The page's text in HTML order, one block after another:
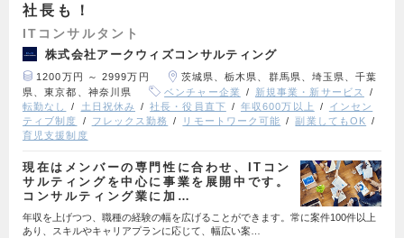
社長も！
ITコンサルタント
株式会社アークウィズコンサルティング
1200万円 ～ 2999万円
茨城県、栃木県、群馬県、埼玉県、千葉
県、東京都、神奈川県
ベンチャー企業
新規事業・新サービス
転勤なし
土日祝休み 社長・役員直下 年収600万以上
インセン
ティブ制度
フレックス勤務 リモートワーク可能
副業してもOK
育児支援制度
現在はメンバーの専門性に合わせ、ITコン
サルティングを中心に事業を展開中です。
コンサルティング業に加…
年収を上げつつ、職種の経験の幅を広げることができます。常に案件100件以上
あり、スキルやキャリアプランに応じて、幅広い案…